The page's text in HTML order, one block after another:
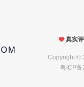
真实
Copyright ©
粤ICP